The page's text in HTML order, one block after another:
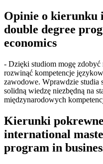
Opinie o kierunku
double degree
economics
- Dzięki studiom mogę
rozwinąć kompetencje
zawodowe. Wprawdzie studia
solidną wiedzę niezbędną na
międzynarodowych
Kierunki
international
program in